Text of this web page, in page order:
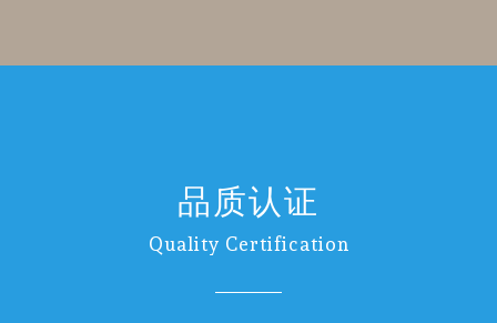
品质认证
Quality Certification